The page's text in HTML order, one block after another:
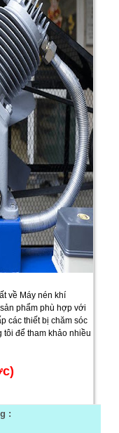
về Máy nén khí
phẩm phù hợp với
các thiết bị chăm sóc
tôi để tham khảo nhiều
: